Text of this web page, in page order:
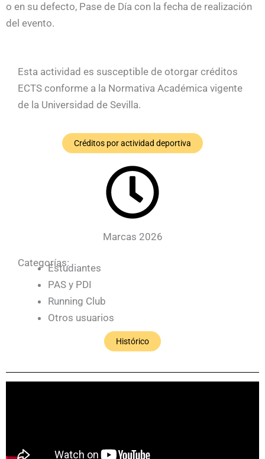
o en su defecto, Pase de Día con la fecha de realización
del evento.
Esta actividad es susceptible de otorgar créditos
ECTS conforme a la Normativa Académica vigente
de la Universidad de Sevilla.
Créditos por actividad deportiva
Marcas 2026
Categorías:Estudiantes
PAS y PDI
Running Club
Otros usuarios
Histórico